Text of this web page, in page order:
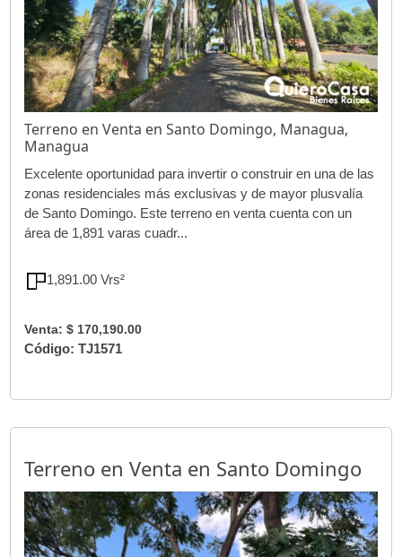
Terreno en Venta en Santo Domingo, Managua,
Managua
Excelente oportunidad para invertir o construir en una de las
zonas residenciales más exclusivas y de mayor plusvalía
de Santo Domingo. Este terreno en venta cuenta con un
área de 1,891 varas cuadr...
1,891.00 Vrs²
Venta: $ 170,190.00
Código: TJ1571
Terreno en Venta en Santo Domingo